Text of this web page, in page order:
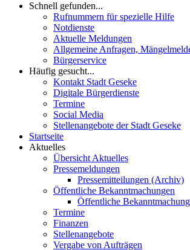
Schnell gefunden...
Rufnummern für spezielle Hilfe
Notdienste
Aktuelle Meldungen
Allgemeine Anfragen,
Bürgerservice
Häufig gesucht...
Kontakt Stadt Geseke
Digitale Bürgerdienste
Termine
Social Media
Stellenangebote der Stadt Geseke
Startseite
Aktuelles
Übersicht Aktuelles
Pressemeldungen
Pressemitteilungen (Archiv)
Öffentliche Bekanntmachungen
Öffentliche
Termine
Finanzen
Stellenangebote
Vergabe von Aufträgen